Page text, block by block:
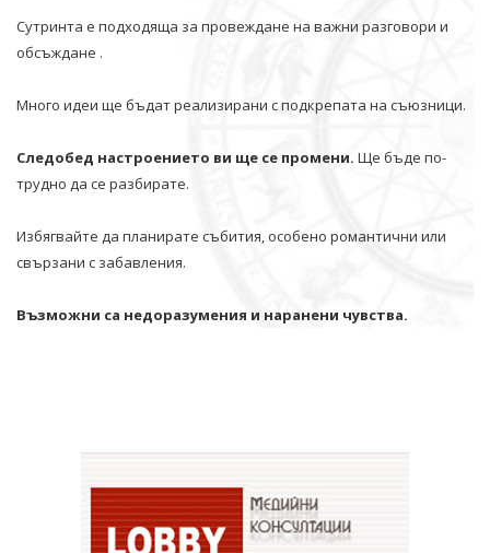
Сутринта е подходяща за провеждане на важни разговори и
обсъждане .
Много идеи ще бъдат реализирани с подкрепата на съюзници.
Следобед настроението ви ще се промени. Ще бъде по-
трудно да се разбирате.
Избягвайте да планирате събития, особено романтични или
свързани с забавления.
Възможни са недоразумения и наранени чувства.